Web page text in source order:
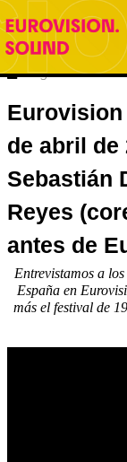
29 abril 2024
Hugo Carabaña
Eurovision
de abril de
Sebastián
Reyes
antes de
Entrevistamos a
España en
más el festival de